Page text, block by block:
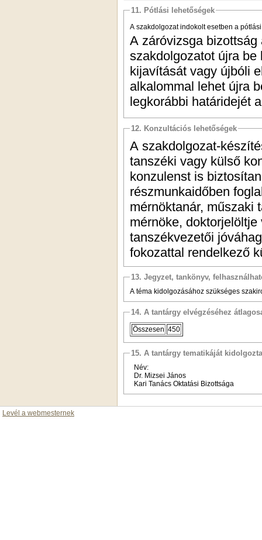
11. Pótlási lehetőségek
A szakdolgozat indokolt esetben a
A záróvizsga
szakdolgozatot újra
kijavítását vagy újbóli
alkalommal lehet újra
legkorábbi határidejét
12. Konzultációs lehetőségek
A szakdolgozat-
tanszéki vagy külső
konzulenst is
részmunkaidőben
mérnöktanár, műszaki
mérnöke,
tanszékvezetői
fokozattal rendelkező
13. Jegyzet, tankönyv,
A téma kidolgozásához szükséges
14. A tantárgy elvégzéséhez
Összesen 450
15. A tantárgy tematikáját kidolgozta
Név:
Dr. Mizsei János
Kari Tanács Oktatási Bizottsága
Levél a webmesternek